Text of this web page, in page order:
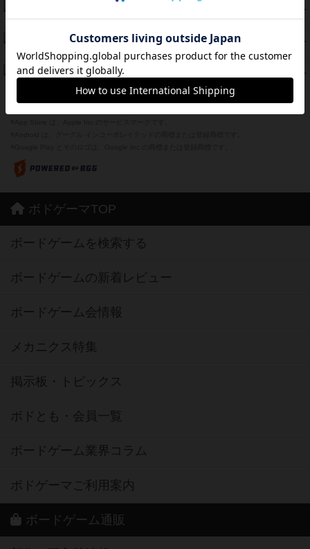
PT
紹介文なし 1件の投稿
PT
ザ・フラッフィー・ライト
39 PT
ふたつの城の物語
ボドゲーマTOP
ボードゲームを検索する
ボードゲームの新着レビュー
ボードゲーム会情報
メカニクス特集
掲示板・トピックス
ボドとも・会員一覧
ボードゲーム業界コラム
ボドゲーマご利用案内
ボードゲーム通販